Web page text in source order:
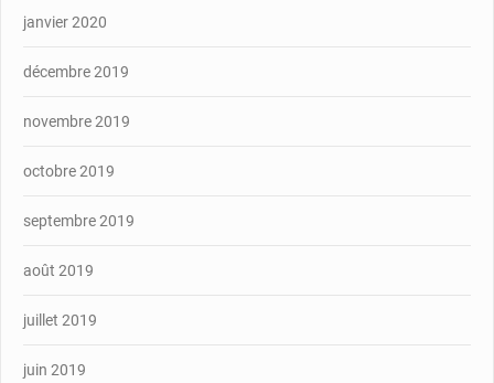
janvier 2020
décembre 2019
novembre 2019
octobre 2019
septembre 2019
août 2019
juillet 2019
juin 2019